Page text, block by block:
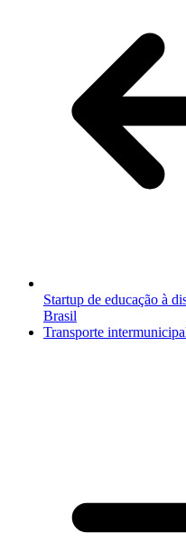
Startup de educação à
Brasil
Transporte